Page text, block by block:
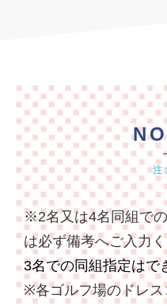
注
※2名又は4名同組で
は必ず備考へご入力
3名での同組指定はで
※各ゴルフ場のドレ